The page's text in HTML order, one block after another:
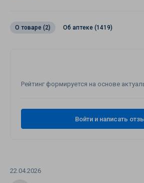
О товаре (2) Об аптеке (1419)
22.04.2026
Рейтинг формируется на основе
Войти и написать